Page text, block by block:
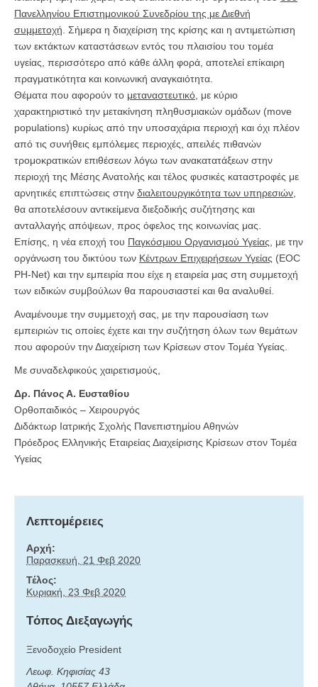
Πανελληνίου Επιστημονικού Συνεδρίου της με Διεθνή
συμμετοχή . Σήμερα η διαχείριση της κρίσης και η αντιμετώπιση
των εκτάκτων καταστάσεων εντός του πλαισίου του τομέα
υγείας, περισσότερο από κάθε άλλη φορά, αποτελεί επίκαιρη
πραγματικότητα και κοινωνική αναγκαιότητα.
Θέματα που αφορούν το μεταναστευτικό , με κύριο
χαρακτηριστικό την μετακίνηση πληθυσμιακών ομάδων (move
populations) κυρίως από την υποσαχάρια περιοχή και όχι πλέον
από τις συνήθεις εμπόλεμες περιοχές, απειλές πιθανών
τρομοκρατικών επιθέσεων λόγω των ανακατατάξεων στην
περιοχή της Μέσης Ανατολής και τέλος φυσικές καταστροφές με
αρνητικές επιπτώσεις στην διαλειτουργικότητα των υπηρεσιών
θα αποτελέσουν αντικείμενα διεξοδικής συζήτησης και
ανταλλαγής απόψεων, προς όφελος της κοινωνίας μας.
Επίσης, η νέα εποχή του Παγκόσμιου Οργανισμού Υγείας , με την
οργάνωση του δικτύου των Κέντρων Επιχειρήσεων Υγείας (EOC
PH-Net) και την εμπειρία που είχε η εταιρεία μας στη συμμετοχή
των ειδικών συμβούλων θα παρουσιαστεί και θα αναλυθεί.
Αναμένουμε την συμμετοχή σας, με την παρουσίαση των
εμπειριών τις οποίες έχετε και την συζήτηση όλων των θεμάτων
που αφορούν την Διαχείριση των Κρίσεων στον Τομέα Υγείας.
Με συναδελφικούς χαιρετισμούς,
Δρ. Πάνος Α. Ευσταθίου
Ορθοπαιδικός – Χειρουργός
Διδάκτωρ Ιατρικής Σχολής Πανεπιστημίου Αθηνών
Πρόεδρος Ελληνικής Εταιρείας Διαχείρισης Κρίσεων στον Τομέα
Υγείας
Λεπτομέρειες
Αρχή:
Παρασκευή, 21 Φεβ 2020
Τέλος:
Κυριακή, 23 Φεβ 2020
Tόπος Διεξαγωγής
Ξενοδοχείο President
Λεωφ. Κηφισίας 43